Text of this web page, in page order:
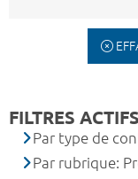
FILTRES ACTIFS
Par type de
Par rubrique: